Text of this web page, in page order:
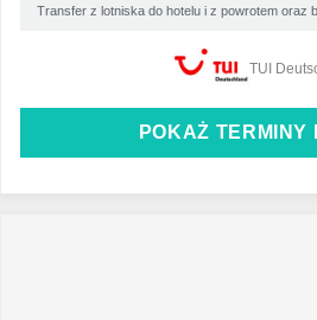
Transfer z lotniska do hotelu i z powrotem oraz
POKAŻ TERMINY
TUI